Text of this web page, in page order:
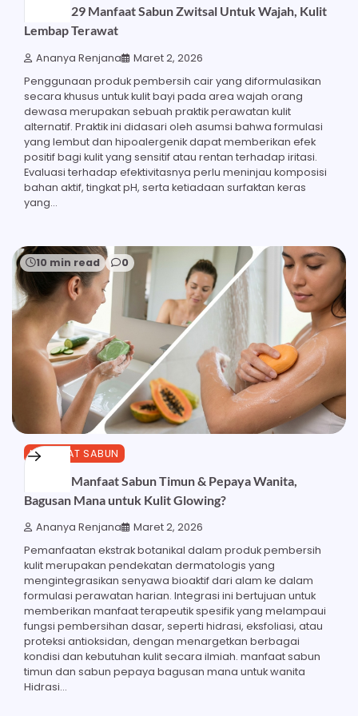
Ketahui 29 Manfaat Sabun Zwitsal Untuk Wajah, Kulit
Lembap Terawat
Ananya Renjana Maret 2, 2026
Penggunaan produk pembersih cair yang diformulasikan
secara khusus untuk kulit bayi pada area wajah orang
dewasa merupakan sebuah praktik perawatan kulit
alternatif. Praktik ini didasari oleh asumsi bahwa formulasi
yang lembut dan hipoalergenik dapat memberikan efek
positif bagi kulit yang sensitif atau rentan terhadap iritasi.
Evaluasi terhadap efektivitasnya perlu meninjau komposisi
bahan aktif, tingkat pH, serta ketiadaan surfaktan keras
yang…
10 min read 0
MANFAAT SABUN
Ketahui Manfaat Sabun Timun & Pepaya Wanita,
Bagusan Mana untuk Kulit Glowing?
Ananya Renjana Maret 2, 2026
Pemanfaatan ekstrak botanikal dalam produk pembersih
kulit merupakan pendekatan dermatologis yang
mengintegrasikan senyawa bioaktif dari alam ke dalam
formulasi perawatan harian. Integrasi ini bertujuan untuk
memberikan manfaat terapeutik spesifik yang melampaui
fungsi pembersihan dasar, seperti hidrasi, eksfoliasi, atau
proteksi antioksidan, dengan menargetkan berbagai
kondisi dan kebutuhan kulit secara ilmiah. manfaat sabun
timun dan sabun pepaya bagusan mana untuk wanita
Hidrasi…